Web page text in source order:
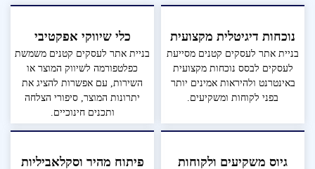
נוכחות דיגיטלית מקצועית
בניית אתר לעסקים קטנים מסייעת
לעסקים לבסס נוכחות מקצועית
באינטרנט ולהיראות אמינים יותר
בפני לקוחות ומשקיעים.
כלי שיווקי אפקטיבי
בניית אתר לעסקים קטנים משמשת
כפלטפורמה לשיווק המוצר או
השירות, עם אפשרות להציג את
יתרונות המוצר, סיפורי הצלחה
ותכנים חינוכיים.
גיוס משקיעים ולקוחות פיתוח מהיר וסקלאביליות